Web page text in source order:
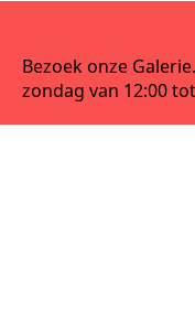
Bezoek onze
zondag van 12:00